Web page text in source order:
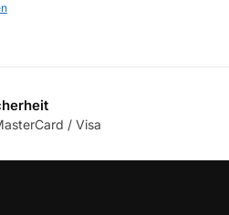
/ Visa